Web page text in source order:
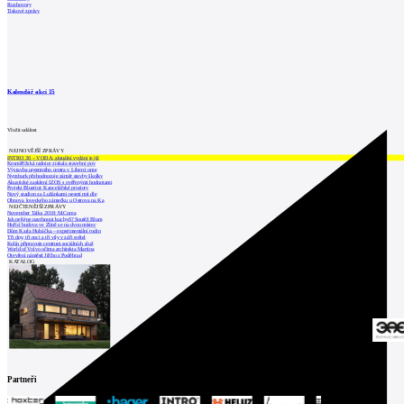
Rozhovory
Tiskové zprávy
Kalendář akcí 15
Vložit událost
NEJNOVĚJŠÍ ZPRÁVY
INTRO 30 – VODA: aktuální vydání je již
Kroměřížská radnice získala stavební pov
Výstavba urgentního centra v Liberci ome
Nymburk přehodnocuje záměr stavby školky
Akustické zasklení IZOS s ověřenými hodnotami
Projekt Blueriot: Kancelářské prostory
Nový stadion za Lužánkami nesmí mít dle
Obnova loveckého zámečku u Ostrova na Ka
NEJČTENĚJŠÍ ZPRÁVY
November Talks 2018: M.Corea
Jak nejlépe navrhnout kuchyň? Soutěž Blum
Hořící budova ve Zlíně se na dvou místec
Dům Karla Hubáčka – experimentální rodin
Tři dny, tři noci a tři vily v záři světel
Kolín připravuje centrum sociálních služ
World of Volvo očima architekta Martina
Otevření náměstí Jiřího z Poděbrad
KATALOG
Partneři